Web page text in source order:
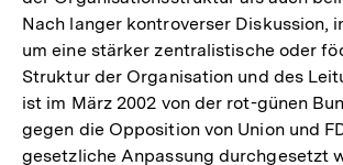
Nach langer kontroverser Diskussion,
um eine stärker zentralistische oder
Struktur der Organisation und des
ist im März 2002 von der rot-günen
gegen die Opposition von Union und
gesetzliche Anpassung durchgesetzt